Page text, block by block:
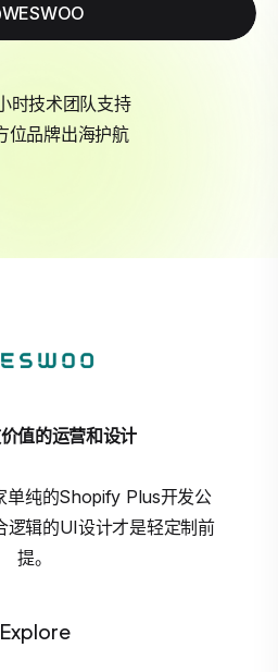
时技术团队支持
位品牌出海护航
值的运营和设计
单纯的Shopify Plus开发公
逻辑的UI设计才是轻定制前
提。
Explore